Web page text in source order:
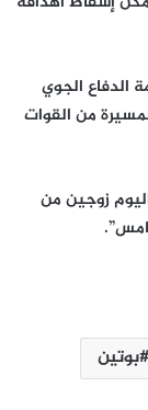
الدفاع الجوي
من القوات
زوجين من
بوتين